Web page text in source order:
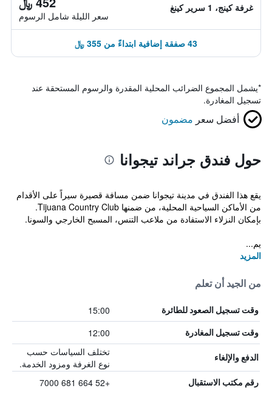
غرفة كينج، 1 سرير كينغ
سعر الليلة شامل الرسوم
43 صفقة إضافية ابتداءً من 355 ﷼
*يشمل المجموع الضرائب المحلية المقدرة والرسوم المستحقة عند
تسجيل المغادرة.
أفضل سعر مضمون
حول فندق جراند تيجوانا
يقع هذا الفندق في مدينة تيجوانا ضمن مسافة قصيرة سيراً على الأقدام
من الأماكن السياحية المحلية، من ضمنها Tijuana Country Club.
بإمكان النزلاء الاستفادة من ملاعب التنس، المسبح الخارجي والسونا.
يم...
المزيد
من الجيد أن تعلم
وقت تسجيل الصعود للطائرة 15:00
وقت تسجيل المغادرة 12:00
الدفع والإلغاء
تختلف السياسات حسب
نوع الغرفة ومزود الخدمة.
رقم مكتب الاستقبال +52 664 681 7000